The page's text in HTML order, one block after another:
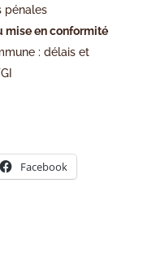
pénales
mise en conformité
: délais et
Facebook